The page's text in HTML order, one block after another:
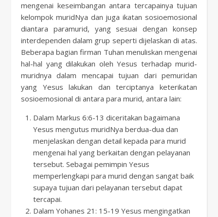
mengenai keseimbangan antara tercapainya tujuan
kelompok muridNya dan juga ikatan sosioemosional
diantara paramurid, yang sesuai dengan konsep
interdependen dalam grup seperti dijelaskan di atas.
Beberapa bagian firman Tuhan menuliskan mengenai
hal-hal yang dilakukan oleh Yesus terhadap murid-
muridnya dalam mencapai tujuan dari pemuridan
yang Yesus lakukan dan terciptanya keterikatan
sosioemosional di antara para murid, antara lain:
Dalam Markus 6:6-13 diceritakan bagaimana
Yesus mengutus muridNya berdua-dua dan
menjelaskan dengan detail kepada para murid
mengenai hal yang berkaitan dengan pelayanan
tersebut. Sebagai pemimpin Yesus
memperlengkapi para murid dengan sangat baik
supaya tujuan dari pelayanan tersebut dapat
tercapai.
Dalam Yohanes 21: 15-19 Yesus mengingatkan